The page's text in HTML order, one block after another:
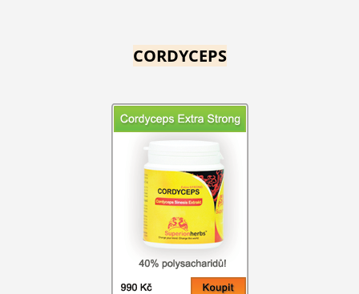
CORDYCEPS